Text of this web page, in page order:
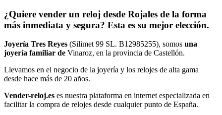
¿Quiere vender un reloj desde Rojales de la forma
más inmediata y segura? Esta es su mejor elección.
Joyería Tres Reyes (Silimet 99 SL. B12985255), somos una
joyería familiar de Vinaroz, en la provincia de Castellón.
Llevamos en el negocio de la joyería y los relojes de alta gama
desde hace más de 20 años.
Vender-reloj.es es nuestra plataforma en internet especializada en
facilitar la compra de relojes desde cualquier punto de España.